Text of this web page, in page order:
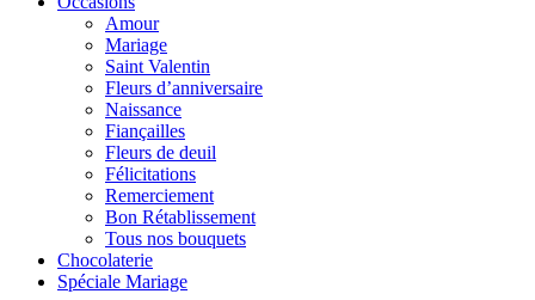
Amour
Mariage
Saint Valentin
Fleurs d’anniversaire
Naissance
Fiançailles
Fleurs de deuil
Félicitations
Remerciement
Bon Rétablissement
Tous nos bouquets
Chocolaterie
Spéciale Mariage